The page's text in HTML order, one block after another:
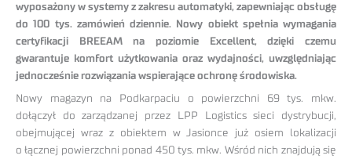
wyposażony w systemy z zakresu automatyki, zapewniając obsługę
do 100 tys. zamówień dziennie. Nowy obiekt spełnia wymagania
certyfikacji BREEAM na poziomie Excellent, dzięki czemu
gwarantuje komfort użytkowania oraz wydajności, uwzględniając
jednocześnie rozwiązania wspierające ochronę środowiska.
Nowy magazyn na Podkarpaciu o powierzchni 69 tys. mkw.
dołączył do zarządzanej przez LPP Logistics sieci dystrybucji,
obejmującej wraz z obiektem w Jasionce już osiem lokalizacji
o łącznej powierzchni ponad 450 tys. mkw. Wśród nich znajdują się